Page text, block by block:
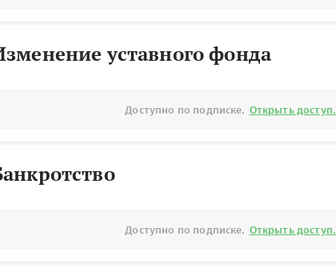
уставного фонда
Доступно по подписке. Открыть доступ.
Доступно по подписке. Открыть доступ.